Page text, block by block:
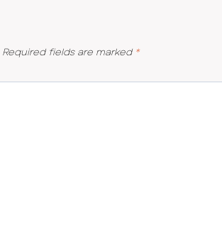
Required fields are marked *